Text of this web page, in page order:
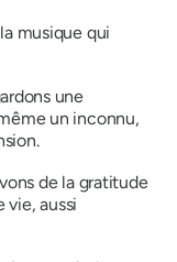
musique qui
une
un inconnu,
de la gratitude
vie, aussi